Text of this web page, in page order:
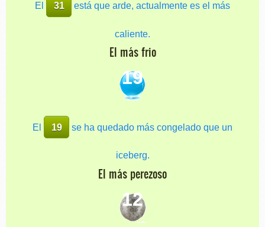
El 31 está que arde, actualmente es el más
caliente.
El más frio
19
El 19 se ha quedado más congelado que un
iceberg.
El más perezoso
12